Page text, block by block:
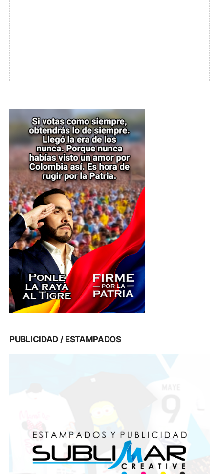
PUBLICIDAD / ESTAMPADOS